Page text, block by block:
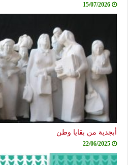
15/07/2026
أبجدية من بقايا وطن
22/06/2025